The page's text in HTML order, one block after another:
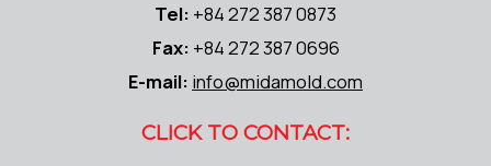
Tel: +84 272 387 0873
Fax: +84 272 387 0696
E-mail: info@midamold.com
CLICK TO CONTACT: